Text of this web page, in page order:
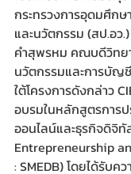
กระทรวงการอุดมศึก
และนวัตกรรม (สป.อว
คำสุพรหม คณบดีวิทย
นวัตกรรมและการบัญ
ใต้โครงการดังกล่าว
อบรมในหลักสูตรการ
ออนไลน์และธุรกิจดิจิ
Entrepreneurship
: SMEDB) โดยได้รับค